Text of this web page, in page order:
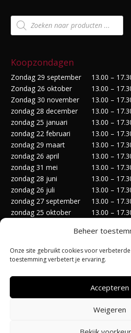
Beheer
Onze site gebruikt cookies voor
toestemming verbetert je ervaring.
Accepteren
Weigeren
Producten
zoeken
Koopzondagen
Zondag 29 september
13.00 –
Zondag 26 oktober
13.00 –
Zondag 30 november
13.00 –
zondag 28 december
13.00 –
zondag 25 januari
13.00 –
zondag 22 februari
13.00 –
zondag 29 maart
13.00 –
zondag 26 april
13.00 –
zondag 31 mei
13.00 –
zondag 28 juni
13.00 –
zondag 26 juli
13.00 –
zondag 27 september
13.00 –
zondag 25 oktober
13.00 –
zondag 27 december
13.00 –
Privacyverklaring
Cookiebeleid (EU)